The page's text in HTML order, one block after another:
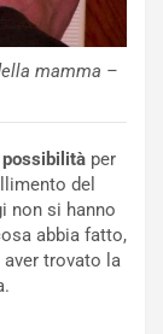
mamma –
per
del
non si hanno
abbia fatto,
trovato la